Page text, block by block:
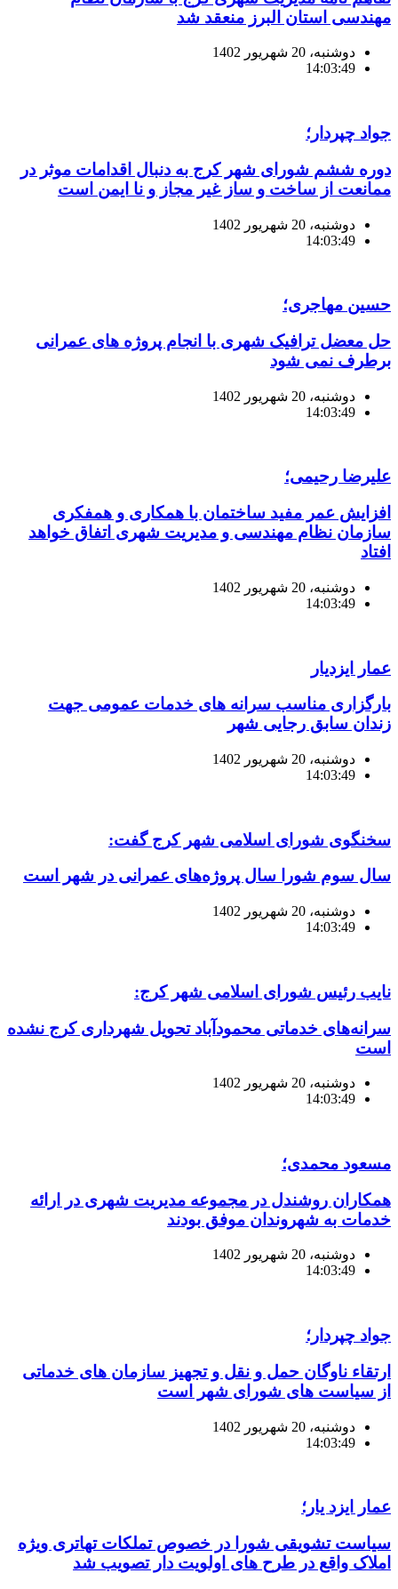
مهندسی استان البرز منعقد شد
دوشنبه، 20 شهریور 1402
14:03:49
جواد چپردار؛
دوره ششم شورای شهر کرج به دنبال اقدامات موثر در
ممانعت از ساخت و ساز غیر مجاز و نا ایمن است
دوشنبه، 20 شهریور 1402
14:03:49
حسین مهاجری؛
حل معضل ترافیک شهری با انجام پروژه های عمرانی
برطرف نمی شود
دوشنبه، 20 شهریور 1402
14:03:49
علیرضا رحیمی؛
افزایش عمر مفید ساختمان با همکاری و همفکری
سازمان نظام مهندسی و مدیریت شهری اتفاق خواهد
افتاد
دوشنبه، 20 شهریور 1402
14:03:49
عمار ایزدیار
بارگزاری مناسب سرانه های خدمات عمومی جهت
زندان سابق رجایی شهر
دوشنبه، 20 شهریور 1402
14:03:49
سخنگوی شورای اسلامی شهر کرج گفت:
سال سوم شورا سال پروژه‌های عمرانی در شهر است
دوشنبه، 20 شهریور 1402
14:03:49
نایب رئیس شورای اسلامی شهر کرج:
سرانه‌های خدماتی محمودآباد تحویل شهرداری کرج نشده
است
دوشنبه، 20 شهریور 1402
14:03:49
مسعود محمدی؛
همکاران روشندل در مجموعه مدیریت شهری در ارائه
خدمات به شهروندان موفق بودند
دوشنبه، 20 شهریور 1402
14:03:49
جواد چپردار؛
ارتقاء ناوگان حمل و نقل و تجهیز سازمان های خدماتی
از سیاست های شورای شهر است
دوشنبه، 20 شهریور 1402
14:03:49
عمار ایزد یار؛
سیاست تشویقی شورا در خصوص تملکات تهاتری ویژه
املاک واقع در طرح های اولویت دار تصویب شد